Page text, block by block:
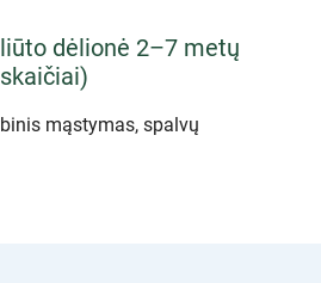
dėlionė 2–7 metų
mąstymas, spalvų